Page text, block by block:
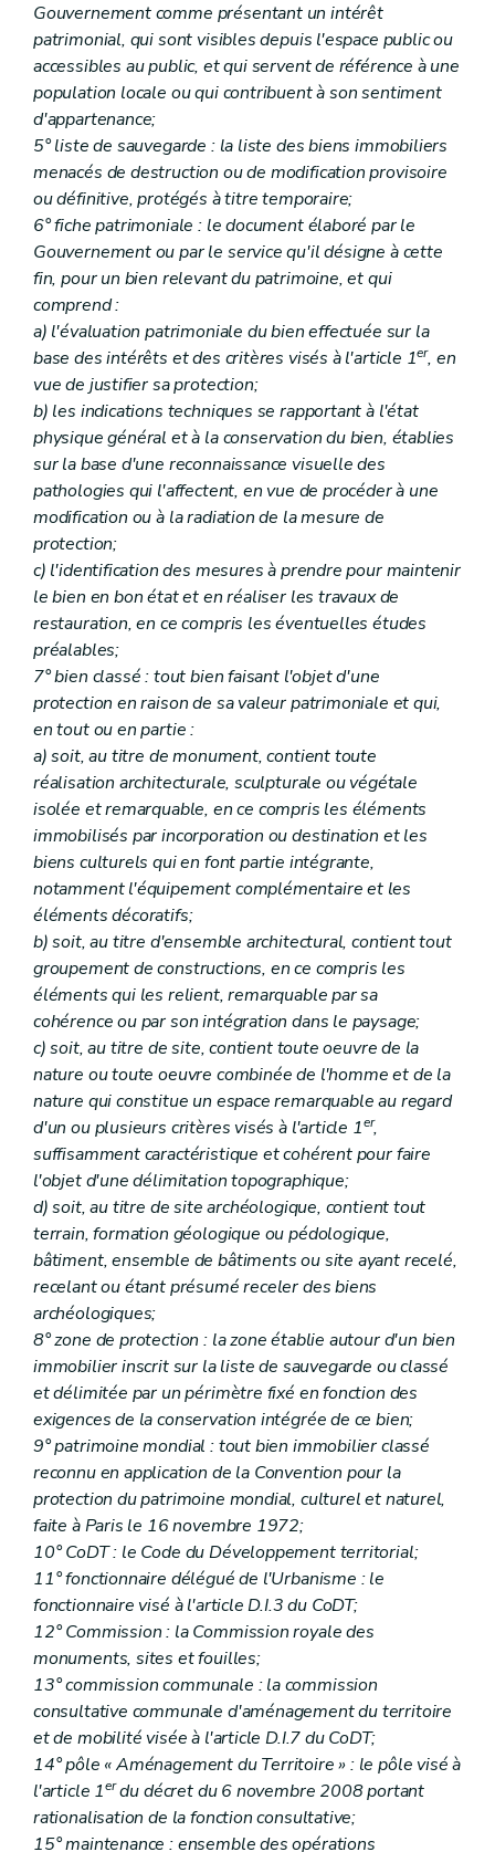
Art. 202
Art. 203
Art. 204
Section 4 De la requalification
Art. 205
Art. 205/1
Section 5 Des effets des mesures de protection
Art. 206
Art. 207
Art. 208
Section 6
Des zones de protection
Art. 209
Section 6/1 Du patrimoine mondial et des structures de gestion
Art. 209/1
Art. 209/2
Art. 209/3
Sous-section 2 Des plans de gestion
Art. 209/4
Art. 209/5
Section 7 Des écussons et des panneaux
Art. 210
Chapitre II Des mesures de prévention et de restauration
Section première Des dispositions générales
Art. 211
Section 2
Sous-section première
De la fiche d'état sanitaire
Art. 212
Sous-section 2 De l'étude préalable
Art. 213
Section 3 De la restauration
Art. 215
Art. 215
Art. 216
Section 3/1 Du certificat de patrimoine
Art. 216/1
Section 4 ( (...)
Sous-section première (...)
Art. 217
Sous-section 2 (...)
Art. 218 à 222
Sous-section 3
Art. 223 et 224
Sous-section 4
Art. 225
Sous-section 5 (...)
Art. 226 et 227
Sous-section 6 (...)
Art. 228 et 229
Chapitre III Des indemnités
Art. 230
Titre III Du petit patrimoine populaire
Art. 231
Titre IV De l'archéologie
Chapitre premier Des définitions
Art. 232
Chapitre II Des mesures de protection
Art. 233
Art. 234
Art. 235
Art. 236
Chapitre III Des sondages archéologiques et des fouilles
Art. 237
Art. 238
Art. 239
Art. 240
Art. 241
Art. 242
Art. 243
Art. 244
Chapitre IV Des sondages archéologiques et des fouilles d'utilité publique
Art. 245
Art. 246
Art. 247
Art. 248
Chapitre V Des découvertes fortuites
Art. 249
Chapitre VI Des subventions
Art. 250
Art. 251
Chapitre VII Des indemnités
Art. 252
Titre V Dispositions transitoires
Art. 236
Art. 237
Livre IV (...)
Gouvernement comme présentant un intérêt
patrimonial, qui sont visibles depuis l'espace public ou
accessibles au public, et qui servent de référence à une
population locale ou qui contribuent à son sentiment
d'appartenance;
5° liste de sauvegarde : la liste des biens immobiliers
menacés de destruction ou de modification provisoire
ou définitive, protégés à titre temporaire;
6° fiche patrimoniale : le document élaboré par le
Gouvernement ou par le service qu'il désigne à cette
fin, pour un bien relevant du patrimoine, et qui
comprend :
a) l'évaluation patrimoniale du bien effectuée sur la
base des intérêts et des critères visés à l'article 1er, en
vue de justifier sa protection;
b) les indications techniques se rapportant à l'état
physique général et à la conservation du bien, établies
sur la base d'une reconnaissance visuelle des
pathologies qui l'affectent, en vue de procéder à une
modification ou à la radiation de la mesure de
protection;
c) l'identification des mesures à prendre pour maintenir
le bien en bon état et en réaliser les travaux de
restauration, en ce compris les éventuelles études
préalables;
7° bien classé : tout bien faisant l'objet d'une
protection en raison de sa valeur patrimoniale et qui,
en tout ou en partie :
a) soit, au titre de monument, contient toute
réalisation architecturale, sculpturale ou végétale
isolée et remarquable, en ce compris les éléments
immobilisés par incorporation ou destination et les
biens culturels qui en font partie intégrante,
notamment l'équipement complémentaire et les
éléments décoratifs;
b) soit, au titre d'ensemble architectural, contient tout
groupement de constructions, en ce compris les
éléments qui les relient, remarquable par sa
cohérence ou par son intégration dans le paysage;
c) soit, au titre de site, contient toute oeuvre de la
nature ou toute oeuvre combinée de l'homme et de la
nature qui constitue un espace remarquable au regard
d'un ou plusieurs critères visés à l'article 1er,
suffisamment caractéristique et cohérent pour faire
l'objet d'une délimitation topographique;
d) soit, au titre de site archéologique, contient tout
terrain, formation géologique ou pédologique,
bâtiment, ensemble de bâtiments ou site ayant recelé,
recelant ou étant présumé receler des biens
archéologiques;
8° zone de protection : la zone établie autour d'un bien
immobilier inscrit sur la liste de sauvegarde ou classé
et délimitée par un périmètre fixé en fonction des
exigences de la conservation intégrée de ce bien;
9° patrimoine mondial : tout bien immobilier classé
reconnu en application de la Convention pour la
protection du patrimoine mondial, culturel et naturel,
faite à Paris le 16 novembre 1972;
10° CoDT : le Code du Développement territorial;
11° fonctionnaire délégué de l'Urbanisme : le
fonctionnaire visé à l'article D.I.3 du CoDT;
12° Commission : la Commission royale des
monuments, sites et fouilles;
13° commission communale : la commission
consultative communale d'aménagement du territoire
et de mobilité visée à l'article D.I.7 du CoDT;
14° pôle « Aménagement du Territoire » : le pôle visé à
l'article 1erdu décret du 6 novembre 2008 portant
rationalisation de la fonction consultative;
15° maintenance : ensemble des opérations